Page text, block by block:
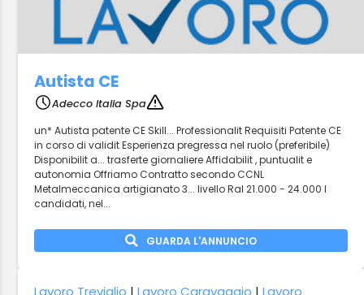
Autista CE
Adecco Italia Spa
un* Autista patente CE Skill... Professionalit Requisiti Patente CE
in corso di validit Esperienza pregressa nel ruolo (preferibile)
Disponibilit a... trasferte giornaliere Affidabilit , puntualit e
autonomia Offriamo Contratto secondo CCNL
Metalmeccanica artigianato 3... livello Ral 21.000 - 24.000 I
candidati, nel...
GUARDA L'ANNUNCIO
Lavoro Treviglio |Lavoro Caravaggio |Lavoro